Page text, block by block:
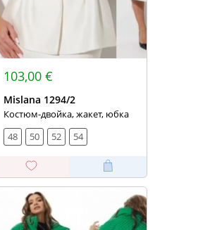
103,00 €
Mislana 1294/2
Костюм-двойка, жакет, юбка
48
50 52 54